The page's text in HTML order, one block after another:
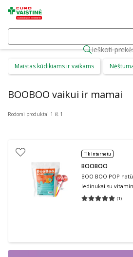
Ieškoti
Maistas kūdikiams ir vaikams
BOOBOO vaikui ir mamai
Rodomi produktai 1 iš 1
Tik internetu
BOOBOO
BOO BOO POP
ledinukai su
tablečių
(1)
Vidutinis įvertinimas